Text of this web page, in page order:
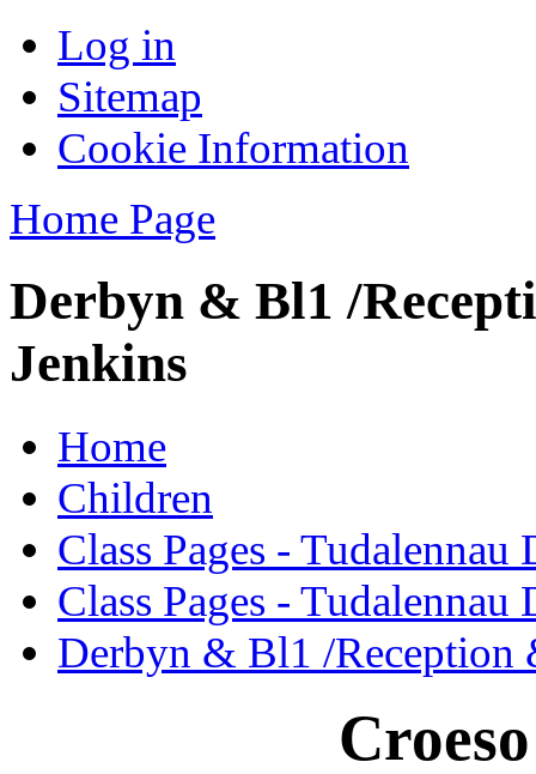
Log in
Sitemap
Cookie Information
Home Page
Derbyn & Bl1 /
Jenkins
Home
Children
Class Pages - Tudalennau
Class Pages -
Derbyn & Bl1 /Reception